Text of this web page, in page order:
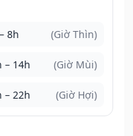
8h (Giờ Thìn)
– 14h (Giờ Mùi)
– 22h (Giờ Hợi)